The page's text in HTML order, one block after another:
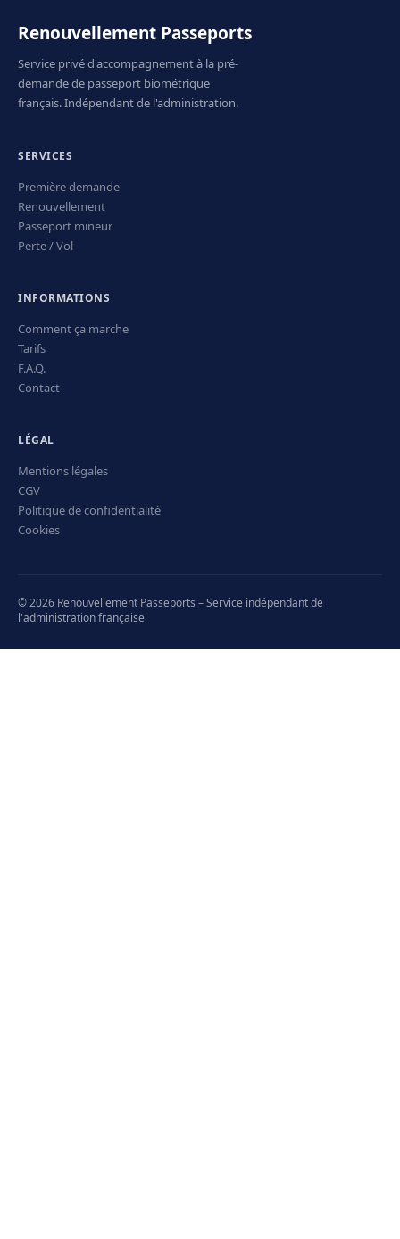
Renouvellement Passeports
Service privé d'accompagnement à la pré-
demande de passeport biométrique
français. Indépendant de l'administration.
SERVICES
Première demande
Renouvellement
Passeport mineur
Perte / Vol
INFORMATIONS
Comment ça marche
Tarifs
F.A.Q.
Contact
LÉGAL
Mentions légales
CGV
Politique de confidentialité
Cookies
© 2026 Renouvellement Passeports – Service indépendant de
l'administration française